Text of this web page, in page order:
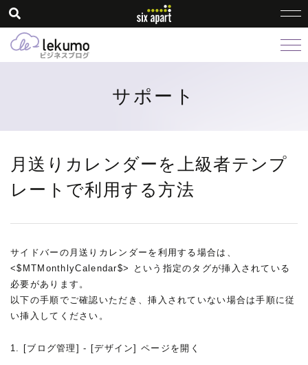
サポート
月送りカレンダーを上級者テンプ
レートで利用する方法
サイドバーの月送りカレンダーを利用する場合は、
<$MTMonthlyCalendar$> という指定のタグが挿入されている
必要があります。
以下の手順でご確認いただき、挿入されていない場合は手順に従
い挿入してください。
[ブログ管理] - [デザイン] ページを開く